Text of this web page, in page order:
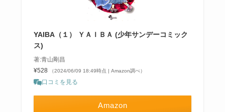
YAIBA（１） ＹＡＩＢＡ (少年サンデーコミック
ス)
著:青山剛昌
¥528
（2024/06/09 18:49時点 | Amazon調べ）
口コミを見る
Amazon